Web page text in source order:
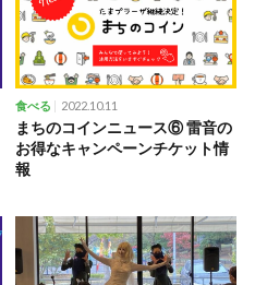
食べる 2022.10.11
まちのコインニュース⑥ 雷音の
お得なキャンペーンチケット情
報